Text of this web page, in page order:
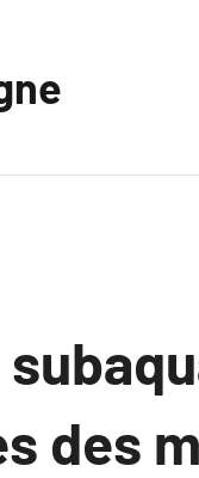
des